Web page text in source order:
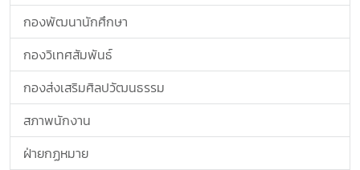
กองพัฒนานักศึกษา
กองวิเทศสัมพันธ์
กองส่งเสริมศิลปวัฒนธรรม
สภาพนักงาน
ฝ่ายกฏหมาย